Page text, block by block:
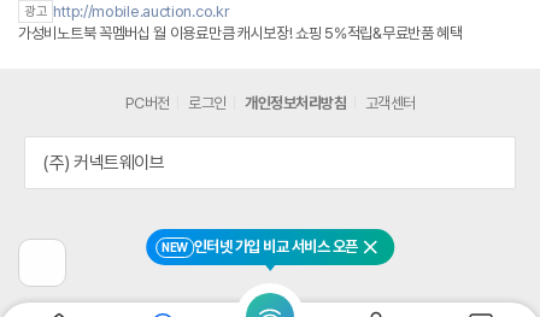
광고 http://mobile.auction.co.kr
가성비노트북 꼭멤버십 월 이용료만큼 캐시보장! 쇼핑 5%적립&무료반품 혜택
전
페
NEW 인터넷 가입 비교 서비스 오픈 닫기
PC버전 로그인 개인정보처리방침 고객센터
(주) 커넥트웨이브